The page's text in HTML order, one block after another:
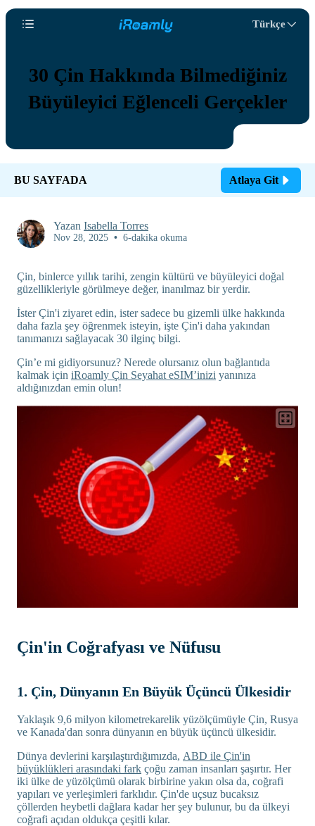
Türkçe
30 Çin Hakkında Bilmediğiniz
Büyüleyici Eğlenceli Gerçekler
BU SAYFADA Atlaya Git
Yazan Isabella Torres
Nov 28, 2025 • 6-dakika okuma
Çin, binlerce yıllık tarihi, zengin kültürü ve büyüleyici doğal
güzellikleriyle görülmeye değer, inanılmaz bir yerdir.
İster Çin'i ziyaret edin, ister sadece bu gizemli ülke hakkında
daha fazla şey öğrenmek isteyin, işte Çin'i daha yakından
tanımanızı sağlayacak 30 ilginç bilgi.
Çin’e mi gidiyorsunuz? Nerede olursanız olun bağlantıda
kalmak için iRoamly Çin Seyahat eSIM’inizi yanınıza
aldığınızdan emin olun!
Çin'in Coğrafyası ve Nüfusu
1. Çin, Dünyanın En Büyük Üçüncü Ülkesidir
Yaklaşık 9,6 milyon kilometrekarelik yüzölçümüyle Çin, Rusya
ve Kanada'dan sonra dünyanın en büyük üçüncü ülkesidir.
Dünya devlerini karşılaştırdığımızda, ABD ile Çin'in
büyüklükleri arasındaki fark çoğu zaman insanları şaşırtır. Her
iki ülke de yüzölçümü olarak birbirine yakın olsa da, coğrafi
yapıları ve yerleşimleri farklıdır. Çin'de uçsuz bucaksız
çöllerden heybetli dağlara kadar her şey bulunur, bu da ülkeyi
coğrafi açıdan oldukça çeşitli kılar.